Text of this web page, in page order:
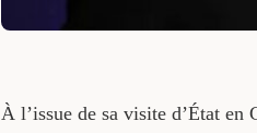
À l’issue de sa visite d’État